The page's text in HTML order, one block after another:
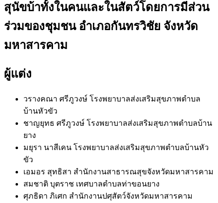
สุนัขบ้าทั้งในคนและในสัตว์โดยการมีส่วน
ร่วมของชุมชน อำเภอกันทรวิชัย จังหวัด
มหาสารคาม
ผู้แต่ง
วรางคณา ศรีภูวงษ์ โรงพยาบาลส่งเสริมสุขภาพตำบล
บ้านหัวขัว
ชาญยุทธ ศรีภูวงษ์ โรงพยาบาลส่งเสริมสุขภาพตำบลบ้าน
ยาง
มยุรา นาสีเคน โรงพยาบาลส่งเสริมสุขภาพตำบลบ้านหัว
ขัว
เอมอร สุทธิสา สำนักงานสาธารณสุขจังหวัดมหาสารคาม
สมชาติ บุตราช เทศบาลตำบลท่าขอนยาง
ศุภธิดา ภิเศก สำนักงานปศุสัตว์จังหวัดมหาสารคาม